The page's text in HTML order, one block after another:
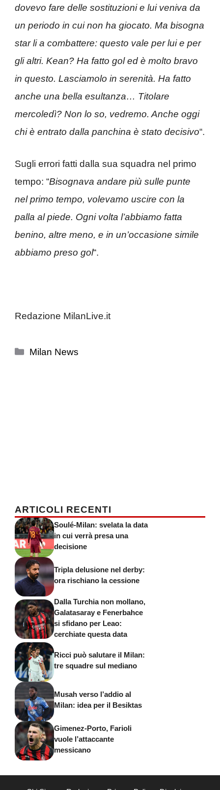
dovevo fare delle sostituzioni e lui veniva da
un periodo in cui non ha giocato. Ma bisogna
star li a combattere: questo vale per lui e per
gli altri. Kean? Ha fatto gol ed è molto bravo
in questo. Lasciamolo in serenità. Ha fatto
anche una bella esultanza… Titolare
mercoledì? Non lo so, vedremo. Anche oggi
chi è entrato dalla panchina è stato decisivo“.
Sugli errori fatti dalla sua squadra nel primo
tempo: “Bisognava andare più sulle punte
nel primo tempo, volevamo uscire con la
palla al piede. Ogni volta l’abbiamo fatta
benino, altre meno, e in un’occasione simile
abbiamo preso gol“.
Redazione MilanLive.it
Categorie
Milan News
ARTICOLI RECENTI
Soulé-Milan: svelata la data
in cui verrà presa una
decisione
Tripla delusione nel derby:
ora rischiano la cessione
Dalla Turchia non mollano,
Galatasaray e Fenerbahce
si sfidano per Leao:
cerchiate questa data
Ricci può salutare il Milan:
tre squadre sul mediano
Musah verso l’addio al
Milan: idea per il Besiktas
Gimenez-Porto, Farioli
vuole l’attaccante
messicano